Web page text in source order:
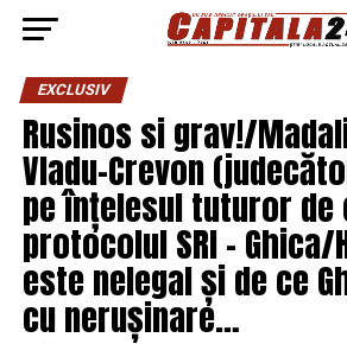
EXCLUSIV
Rusinos si grav!/
Vladu-Crevon
pe înțelesul tuturor de
protocolul SRI – Ghica/
este nelegal și de ce
cu nerușinare…